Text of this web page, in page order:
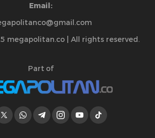
Email:
megapolitan.co | All rights reserved.
Part of